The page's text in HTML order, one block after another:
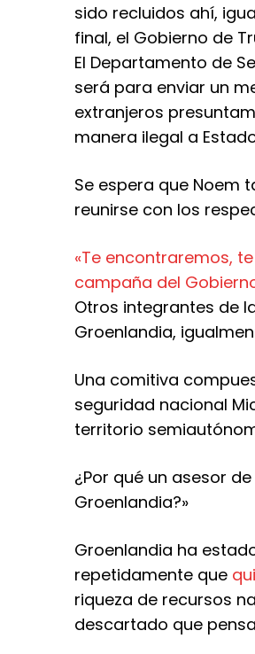
sido recluidos ahí,
final, el Gobierno de
El Departamento de
será para enviar un
extranjeros
manera ilegal a
Se espera que Noem
reunirse con los
«Te encontraremos,
campaña del
Otros integrantes de
Groenlandia,
Una comitiva
seguridad nacional
territorio
¿Por qué un asesor
Groenlandia?»
Groenlandia ha
repetidamente que
riqueza de recursos
descartado que